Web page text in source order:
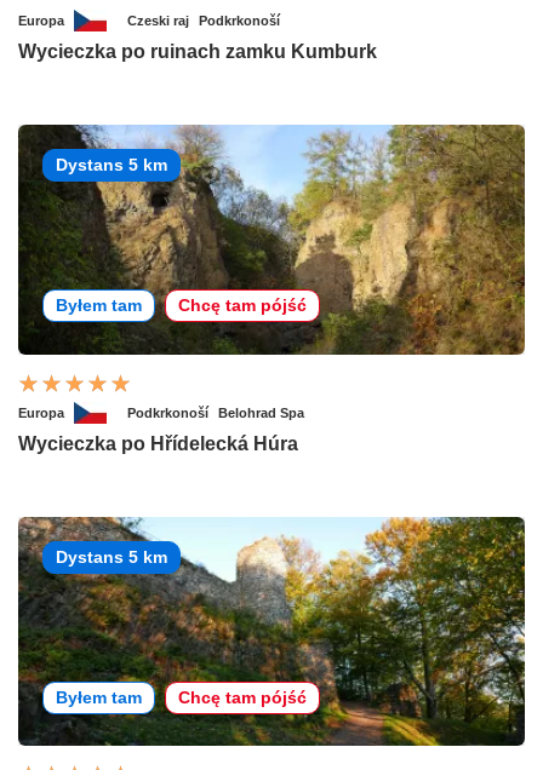
Europa Czeski raj Podkrkonoší
Wycieczka po ruinach zamku Kumburk
Dystans 5 km
Byłem tam Chcę tam pójść
Europa Podkrkonoší Belohrad Spa
Wycieczka po Hřídelecká Húra
Dystans 5 km
Byłem tam Chcę tam pójść